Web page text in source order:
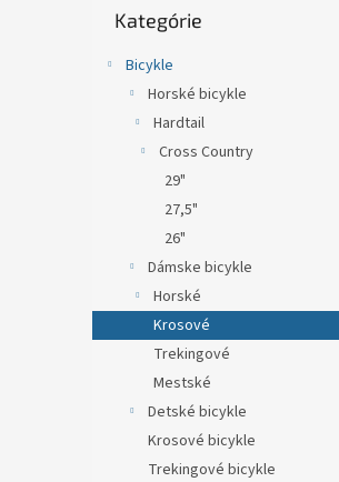
kategórie
Kategórie
Bicykle
Horské bicykle
Hardtail
Cross Country
29"
27,5"
26"
Dámske bicykle
Horské
Krosové
Trekingové
Mestské
Detské bicykle
Krosové bicykle
Trekingové bicykle